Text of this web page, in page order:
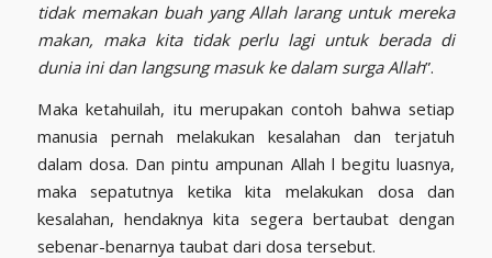
tidak memakan buah yang Allah larang untuk mereka
makan, maka kita tidak perlu lagi untuk berada di
dunia ini dan langsung masuk ke dalam surga Allah”.
Maka ketahuilah, itu merupakan contoh bahwa setiap
manusia pernah melakukan kesalahan dan terjatuh
dalam dosa. Dan pintu ampunan Allah l begitu luasnya,
maka sepatutnya ketika kita melakukan dosa dan
kesalahan, hendaknya kita segera bertaubat dengan
sebenar-benarnya taubat dari dosa tersebut.